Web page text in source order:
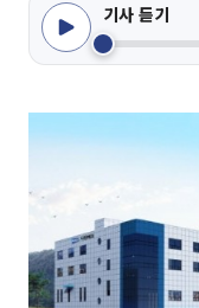
기사 듣기